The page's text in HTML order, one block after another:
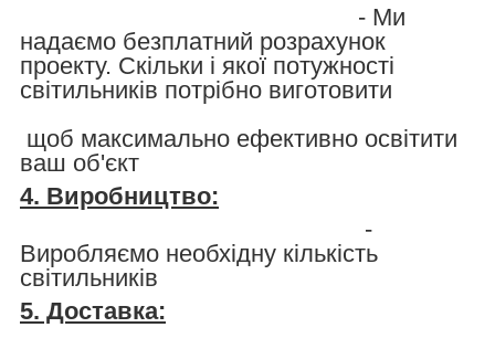
- Ми
надаємо безплатний розрахунок
проекту. Скільки і якої потужності
світильників потрібно виготовити
щоб максимально ефективно освітити
ваш об'єкт
4. Виробництво:
-
Виробляємо необхідну кількість
світильників
5. Доставка: